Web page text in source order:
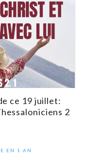
ce 19 juillet:
2
EN 1 AN